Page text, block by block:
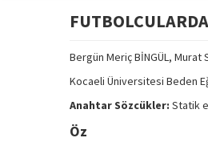
Bergün Meriç BİNGÜL, Murat
Kocaeli Üniversitesi Beden
Anahtar Sözcükler: Statik
Öz